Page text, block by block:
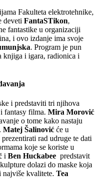
Fakulteta elektrotehnike,
deveti FantaSTikon,
fantastike u organizaciji
i ovo izdanje ima svoje
. Program je pun
knjiga i igara, radionica i
i predstaviti tri njihova
fantasy filma. Mira Morović
o tome kako nastaju
Matej Šalinović će u
rad udruge te dati
koje se koriste u
i Ben Huckabee predstavit
dolazi do maske koja
kvalitete. Tea